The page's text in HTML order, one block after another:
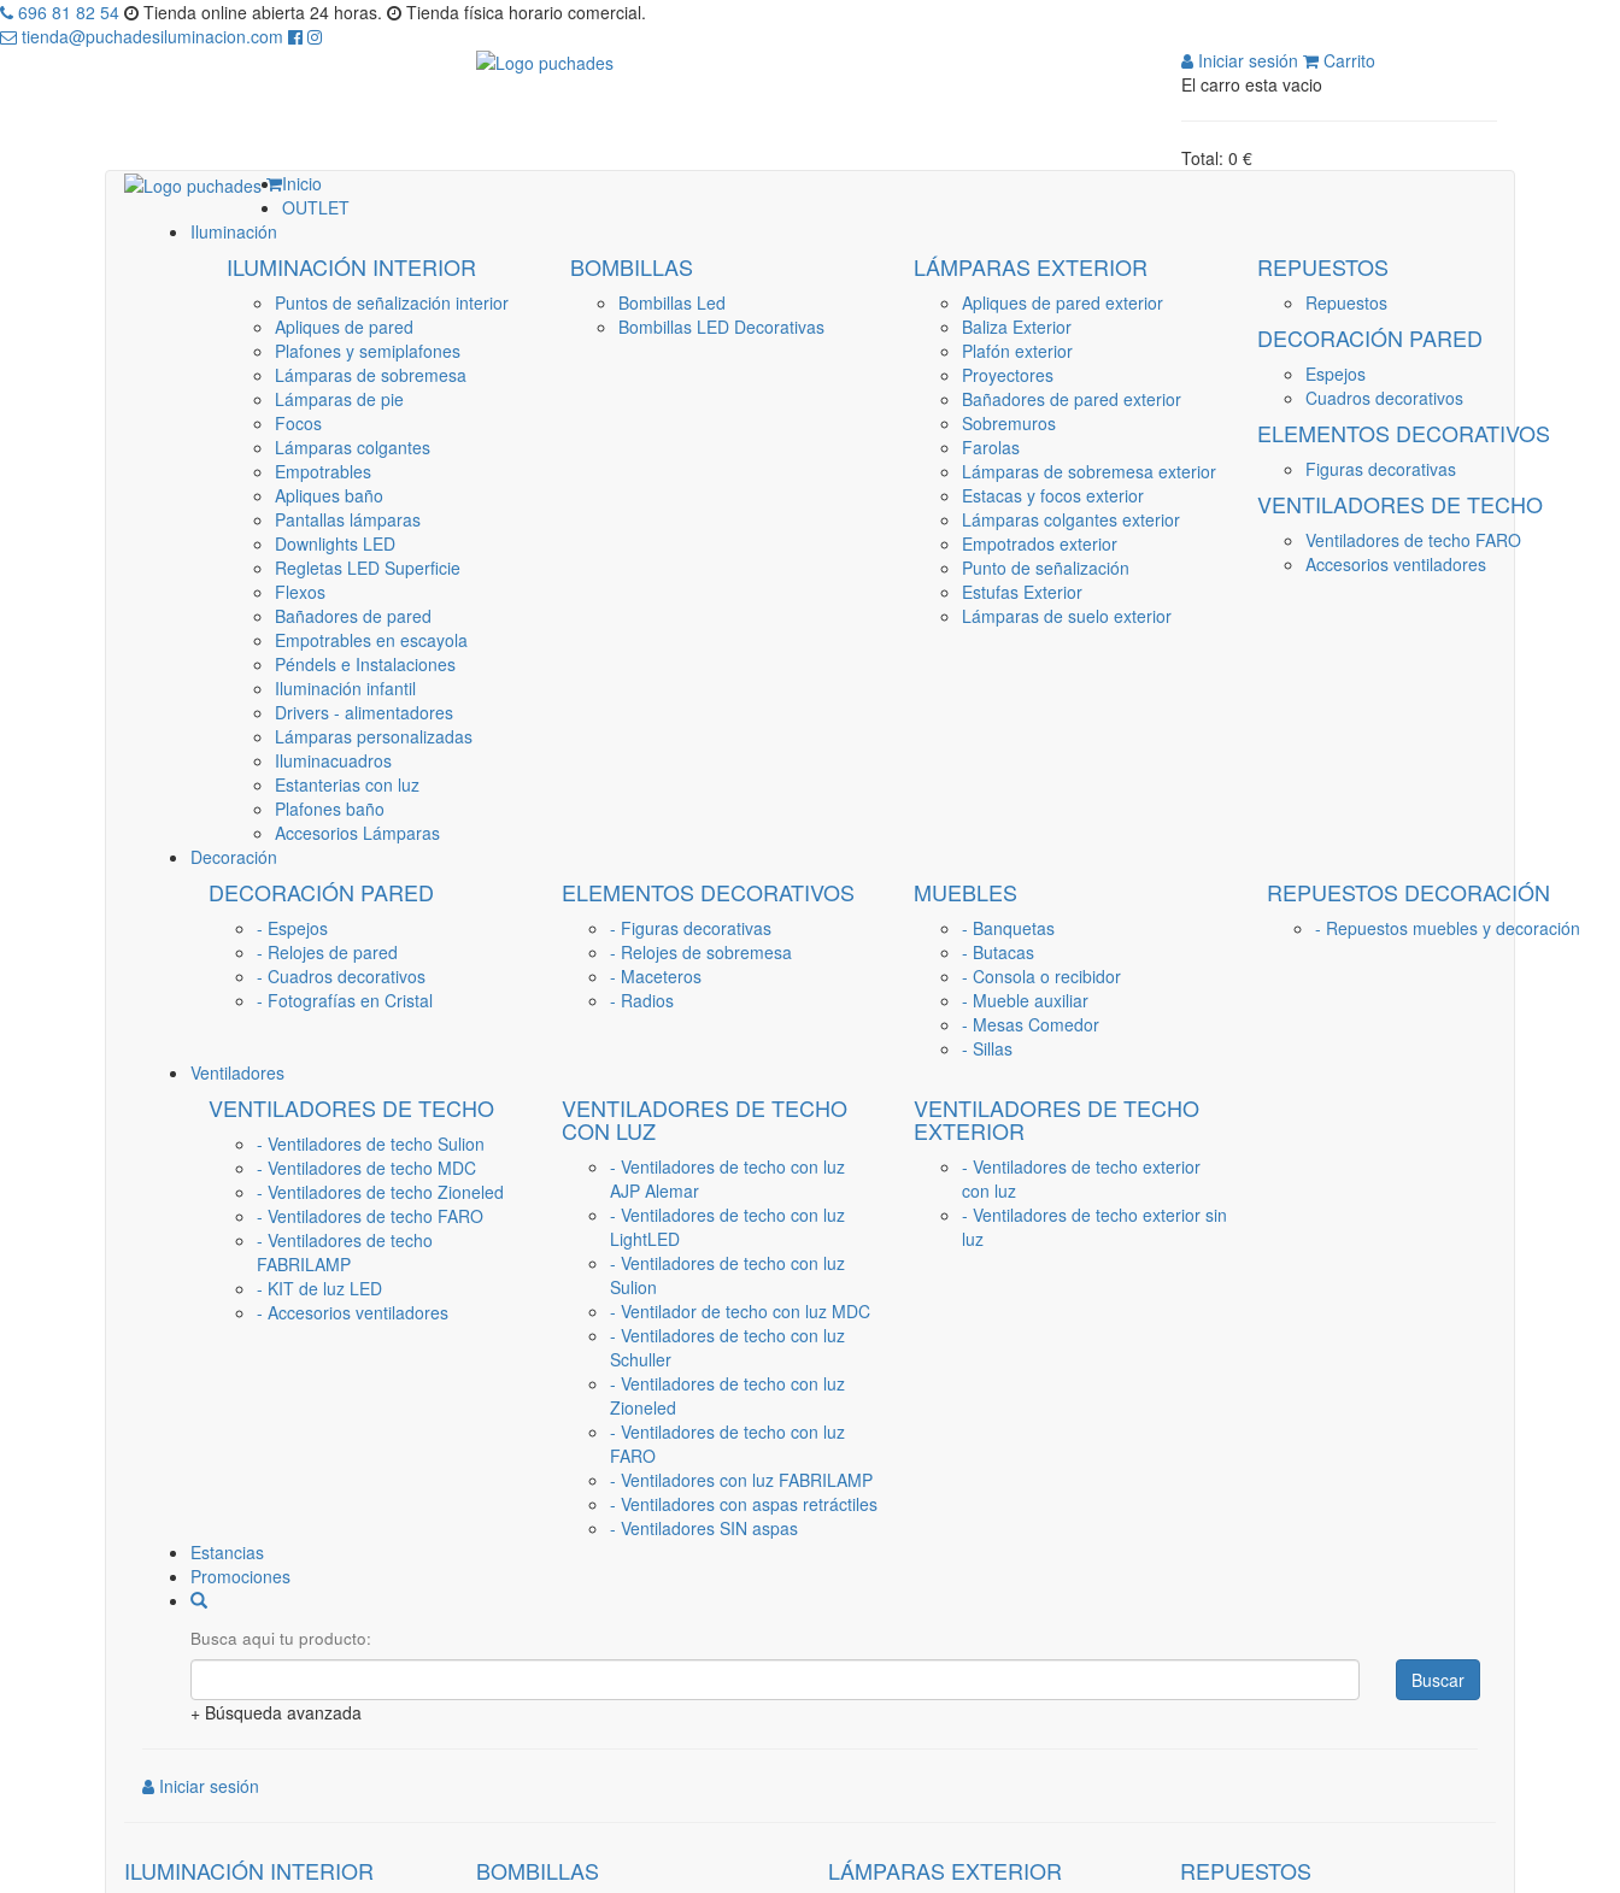
696 81 82 54 Tienda online abierta 24 horas.
Tienda física horario comercial.
tienda@puchadesiluminacion.com
Iniciar sesión
Carrito
El carro esta vacio
Total: 0 €
Inicio
OUTLET
Iluminación
ILUMINACIÓN INTERIOR
Puntos de señalización interior
Apliques de pared
Plafones y semiplafones
Lámparas de sobremesa
Lámparas de pie
Focos
Lámparas colgantes
Empotrables
Apliques baño
Pantallas lámparas
Downlights LED
Regletas LED Superficie
Flexos
Bañadores de pared
Empotrables en escayola
Péndels e Instalaciones
Iluminación infantil
Drivers - alimentadores
Lámparas personalizadas
Iluminacuadros
Estanterias con luz
Plafones baño
Accesorios Lámparas
BOMBILLAS
Bombillas Led
Bombillas LED Decorativas
LÁMPARAS EXTERIOR
Apliques de pared exterior
Baliza Exterior
Plafón exterior
Proyectores
Bañadores de pared exterior
Sobremuros
Farolas
Lámparas de sobremesa exterior
Estacas y focos exterior
Lámparas colgantes exterior
Empotrados exterior
Punto de señalización
Estufas Exterior
Lámparas de suelo exterior
REPUESTOS
Repuestos
DECORACIÓN PARED
Espejos
Cuadros decorativos
ELEMENTOS DECORATIVOS
Figuras decorativas
VENTILADORES DE TECHO
Ventiladores de techo FARO
Accesorios ventiladores
Decoración
DECORACIÓN PARED
- Espejos
- Relojes de pared
- Cuadros decorativos
- Fotografías en Cristal
ELEMENTOS DECORATIVOS
- Figuras decorativas
- Relojes de sobremesa
- Maceteros
- Radios
MUEBLES
- Banquetas
- Butacas
- Consola o recibidor
- Mueble auxiliar
- Mesas Comedor
- Sillas
REPUESTOS DECORACIÓN
- Repuestos muebles y decoración
Ventiladores
VENTILADORES DE TECHO
- Ventiladores de techo Sulion
- Ventiladores de techo MDC
- Ventiladores de techo Zioneled
- Ventiladores de techo FARO
- Ventiladores de techo
FABRILAMP
- KIT de luz LED
- Accesorios ventiladores
VENTILADORES DE TECHO
CON LUZ
- Ventiladores de techo con luz
AJP Alemar
- Ventiladores de techo con luz
LightLED
- Ventiladores de techo con luz
Sulion
- Ventilador de techo con luz MDC
- Ventiladores de techo con luz
Schuller
- Ventiladores de techo con luz
Zioneled
- Ventiladores de techo con luz
FARO
- Ventiladores con luz FABRILAMP
- Ventiladores con aspas retráctiles
- Ventiladores SIN aspas
VENTILADORES DE TECHO
EXTERIOR
- Ventiladores de techo exterior
con luz
- Ventiladores de techo exterior sin
luz
Estancias
Promociones
Busca aqui tu producto:
Buscar
+ Búsqueda avanzada
Iniciar sesión
ILUMINACIÓN INTERIOR BOMBILLAS LÁMPARAS EXTERIOR REPUESTOS